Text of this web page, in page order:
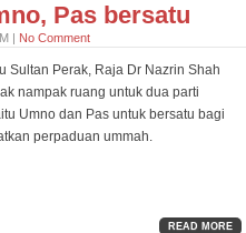
Pas bersatu
| No Comment
Sultan Perak, Raja Dr Nazrin Shah
nampak ruang untuk dua parti
Umno dan Pas untuk bersatu bagi
perpaduan ummah.
READ MORE